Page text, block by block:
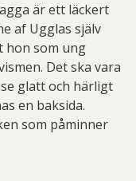
är ett läckert
af Ugglas själv
hon som ung
Det ska vara
glatt och härligt
en baksida.
som påminner